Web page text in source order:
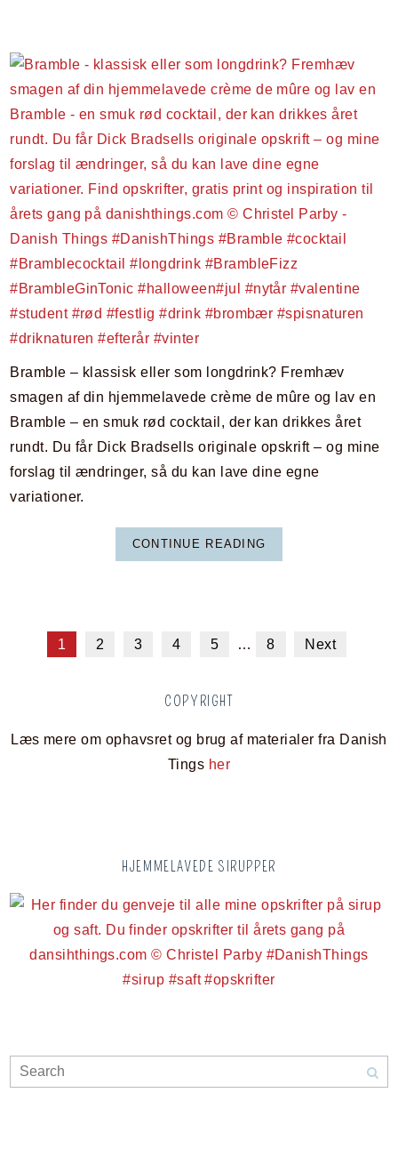
Bramble – klassisk eller som longdrink? Fremhæv
smagen af din hjemmelavede crème de mûre og lav en
Bramble – en smuk rød cocktail, der kan drikkes året
rundt. Du får Dick Bradsells originale opskrift – og mine
forslag til ændringer, så du kan lave dine egne
variationer.
CONTINUE READING
1 2 3 4 5 … 8 Next
COPYRIGHT
Læs mere om ophavsret og brug af materialer fra Danish
Tings her
HJEMMELAVEDE SIRUPPER